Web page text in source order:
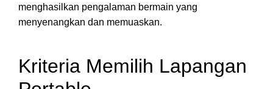
menghasilkan pengalaman bermain yang
menyenangkan dan memuaskan.
Kriteria Memilih Lapangan